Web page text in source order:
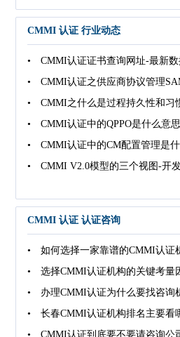
CMMI 认证 行业动态
• CMMI认证证书查询网址-最新
• CMMI认证之供应商协议管理
• CMMI之什么是过程持久性和习
• CMMI认证中的QPPO是什么意
• CMMI认证中的CM配置管理是
CMMI 认证 认证咨询
• 如何选择一家靠谱的CMMI认证
• 选择CMMI认证机构的关键考量
• 长春CMMI认证机构排名主要看